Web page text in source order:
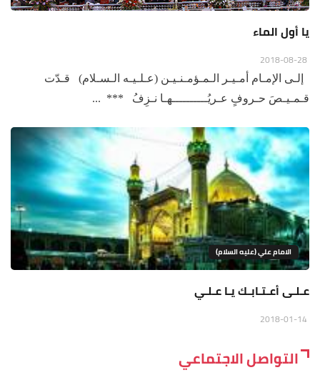
يا أول الماء
إلـى الإمـام أمـيـر الـمـؤمـنـيـن (عـلـيـه الـسـلام) قـدّت
قـمـيـصَ حـروفٍ عـريُــــــــــهـا نـزِفُ *** ...
الامام علي (عليه السلام)
عـلـى أعـتـابـك يـا عـلـي
التواصل الاجتماعي